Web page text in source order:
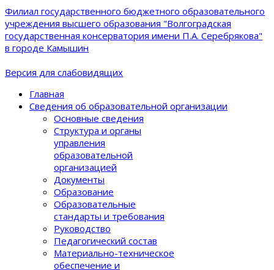
Филиал государственного бюджетного образовательного
учреждения высшего образования "Волгоградская
государственная консерватория имени П.А. Серебрякова"
в городе Камышин
Версия для слабовидящих
Главная
Сведения об образовательной организации
Основные сведения
Структура и органы
управления
образовательной
организацией
Документы
Образование
Образовательные
стандарты и требования
Руководство
Педагогический состав
Материально-техническое
обеспечение и